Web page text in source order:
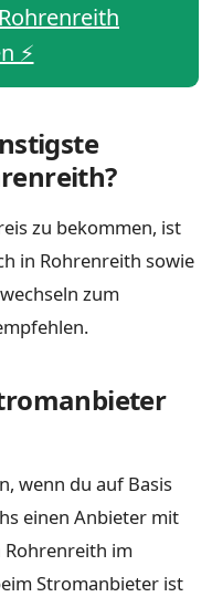
⚡️
zu bekommen, ist
in Rohrenreith sowie
zum
wenn du auf Basis
einen Anbieter mit
im
Stromanbieter ist